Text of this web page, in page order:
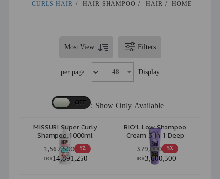
HOME
/
HAIR
/
HAIR SHAMPOO
/
CURLS HAIR
Filters
Most View
Display
per page
Show Only Available :
MISSURI Super Curly
Shampoo 1000ml
5٪ 1,567,500
14,891,250
IRR
BIO'L Low Shampoo
Cream 3 In 1 Deep
Conditioner Nourishing
Mask+Argan Oil 250ml
5٪ 379,000
3,600,500
IRR